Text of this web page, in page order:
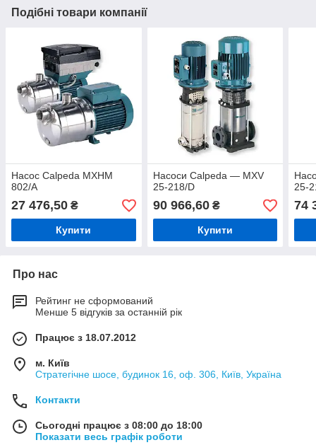
Подібні товари компанії
Насос Calpeda MXHM
802/A
27 476,50 ₴
Купити
Насоси Calpeda — MXV
25-218/D
90 966,60₴
Купити
25-
74
Про нас
Рейтинг не сформований
Менше 5 відгуків за останній рік
Працює з 18.07.2012
м. Київ
Стратегічне шосе, будинок 16, оф. 306, Київ, Україна
Контакти
Сьогодні працює з 08:00 до 18:00
Показати весь графік роботи